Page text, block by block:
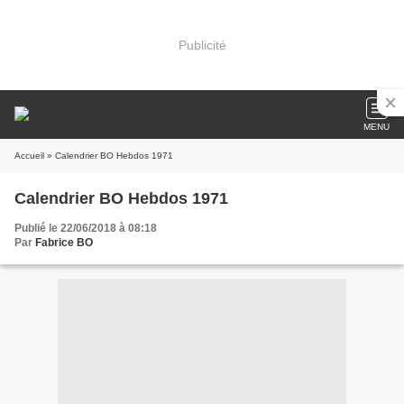
Publicité
MENU
Accueil » Calendrier BO Hebdos 1971
Calendrier BO Hebdos 1971
Publié le 22/06/2018 à 08:18
Par Fabrice BO